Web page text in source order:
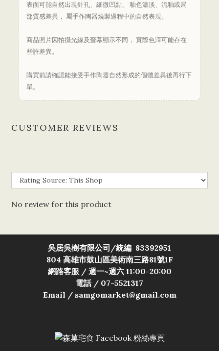
表面可能自然出現針孔、細微凹點、 釉色濃淡、流釉或局
部質感差異， 屬手作陶器燒製過程中的自然表現。
商品照片因拍攝光線及螢幕顯示不同， 實際色澤可能存在
些許差異。
購買前請確認能接受手作陶器自然形成的個體差異後再行下
單。
CUSTOMER REVIEWS
No review for this product
吳居吳樹有限公司/統編 83392951
804 高雄市鼓山區美術南三路81號1F
網路客服 / 週一~週六 11:00-20:00
電話 / 07-5521317
Email / samgomarket@gmail.com